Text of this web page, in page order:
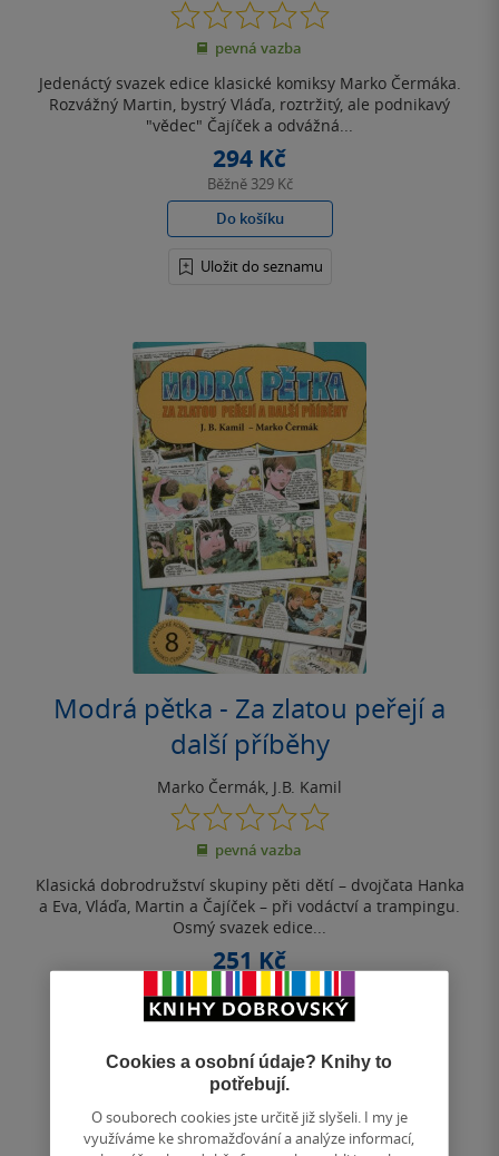
0.0
z
5
pevná vazba
Jedenáctý svazek edice klasické komiksy Marko Čermáka.
Rozvážný Martin, bystrý Vláďa, roztržitý, ale podnikavý
"vědec" Čajíček a odvážná...
294 Kč
Běžně 329 Kč
Do košíku
Uložit do seznamu
Modrá pětka - Za zlatou peřejí a
další příběhy
Marko Čermák, J.B. Kamil
0.0
z
5
pevná vazba
Klasická dobrodružství skupiny pěti dětí – dvojčata Hanka
a Eva, Vláďa, Martin a Čajíček – při vodáctví a trampingu.
Osmý svazek edice...
251 Kč
Do košíku
Uložit do seznamu
Cookies a osobní údaje? Knihy to
potřebují.
O souborech cookies jste určitě již slyšeli. I my je
využíváme ke shromažďování a analýze informací,